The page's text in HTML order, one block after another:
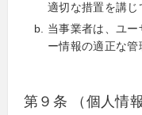
適切な措置を講じ
当事業者は、ユ
ー情報の適正な管
第９条 （個人情